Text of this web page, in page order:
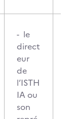
- le
direct
eur
de
l’ISTH
IA ou
son